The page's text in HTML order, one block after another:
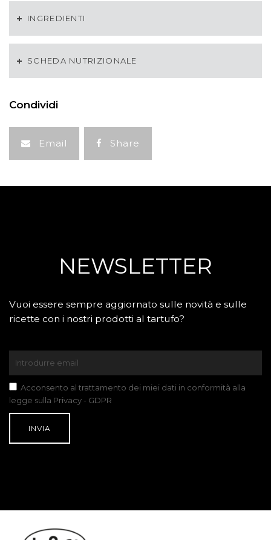
INGREDIENTI
SCHEDA NUTRIZIONALE
Condividi
Email Share
NEWSLETTER
Vuoi essere sempre aggiornato sulle novità e sulle
ricette con i nostri prodotti al tartufo?
Acconsento al trattamento dei miei dati in conformità alla
legge sulla Privacy - GDPR